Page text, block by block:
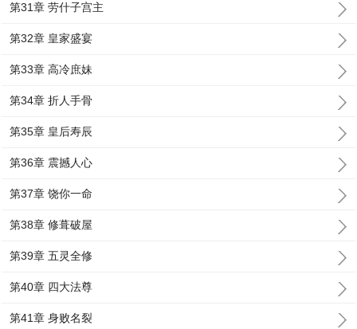
第31章 劳什子宫主
第32章 皇家盛宴
第33章 高冷庶妹
第34章 折人手骨
第35章 皇后寿辰
第36章 震撼人心
第37章 饶你一命
第38章 修葺破屋
第39章 五灵全修
第40章 四大法尊
第41章 身败名裂